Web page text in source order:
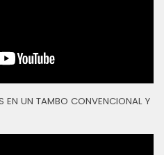
EN UN TAMBO CONVENCIONAL Y